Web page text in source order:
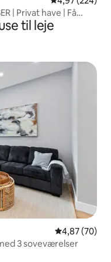
| Privat have | Få
til leje
4,87 ud af 5 i
4,87 (70)
3 soveværelser